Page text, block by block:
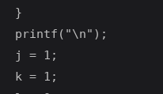
}
printf("\n");
j = 1;
k = 1;